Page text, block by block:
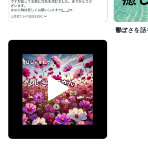
鬱ぽさを話